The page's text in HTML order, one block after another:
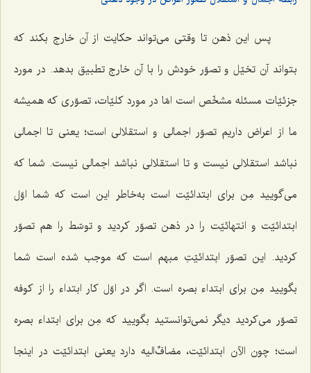
پس این ذهن تا وقتى مى‌تواند حکایت از آن خارج بکند که
بتواند آن تخیّل و تصوّر خودش را با آن خارج تطبیق بدهد. در مورد
جزئیّات مسئله مشخّص است امّا در مورد کلیّات، تصوّرى که همیشه
ما از اعراض داریم تصوّر اجمالى و استقلالى است؛ یعنى تا اجمالى
نباشد استقلالى نیست و تا استقلالى نباشد اجمالى نیست. شما که
مى‌گویید مِن براى ابتدائیّت است به‌خاطر این است که شما اوّل
ابتدائیّت و انتهائیّت را در ذهن تصوّر کردید و توسّط را هم تصوّر
کردید. این تصوّر ابتدائیّتِ مبهم است که موجب شده است شما
بگویید مِن براى ابتداء بصره است. اگر در اوّل کار ابتداء را از کوفه
تصوّر مى‌کردید دیگر نمى‌توانستید بگویید که مِن براى ابتداء بصره
است؛ چون الآن ابتدائیّت، مضافٌ‌الیه دارد یعنی ابتدائیّت در اینجا